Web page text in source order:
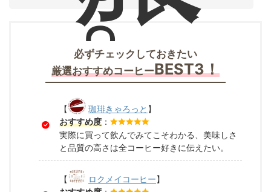
必ずチェックしておきたい
厳選おすすめコーヒーBEST3！
【 珈琲きゃろっと 】
おすすめ度 ：
実際に買って飲んでみてこそわかる、美味しさ
と品質の高さは全コーヒー好きに伝えたい。
【 ロクメイコーヒー】